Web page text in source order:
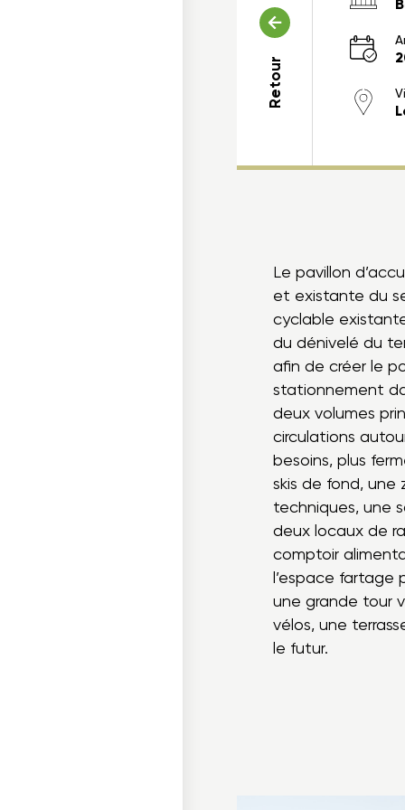
Retour
Le pavillon
et existante du
cyclable
du dénivelé du
afin de créer le
stationnement
deux volumes
circulations
besoins, plus
skis de fond, une
techniques, une
deux locaux de
comptoir
l’espace fartage
une grande tour
vélos, une
le futur.